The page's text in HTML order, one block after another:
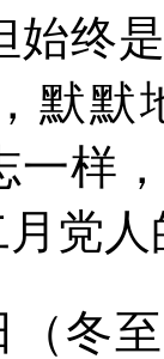
始终
默默
一样
党
（冬